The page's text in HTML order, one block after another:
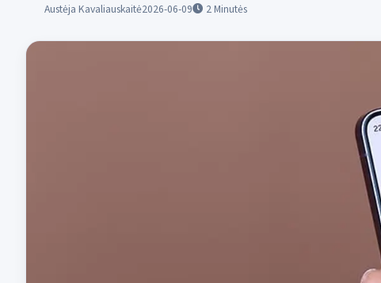
Austėja Kavaliauskaitė2026-06-09 2Minutės